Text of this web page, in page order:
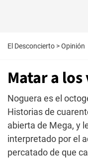
El Desconcierto >Opinión
Matar a
Noguera es el
Historias de
abierta de Mega, y
interpretado por el
percatado de que